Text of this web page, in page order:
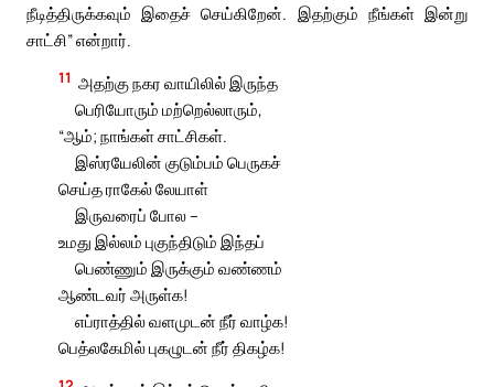
நீடித்திருக்கவும் இதைச் செய்கிறேன். இதற்கும் நீங்கள் இன்று
சாட்சி” என்றார்.
11 அதற்கு நகர வாயிலில் இருந்த
பெரியோரும் மற்றெல்லாரும்,
“ஆம்; நாங்கள் சாட்சிகள்.
இஸ்ரயேலின் குடும்பம் பெருகச்
செய்த ராகேல் லேயாள்
இருவரைப் போல –
உமது இல்லம் புகுந்திடும் இந்தப்
பெண்ணும் இருக்கும் வண்ணம்
ஆண்டவர் அருள்க!
எப்ராத்தில் வளமுடன் நீர் வாழ்க!
பெத்லகேமில் புகழுடன் நீர் திகழ்க!